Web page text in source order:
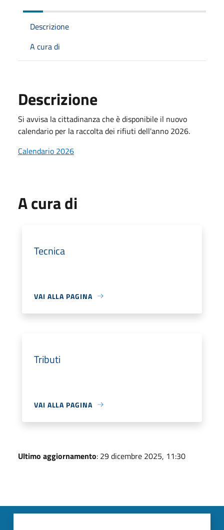
Descrizione
A cura di
Descrizione
Si avvisa la cittadinanza che è disponibile il nuovo
calendario per la raccolta dei rifiuti dell'anno 2026.
Calendario 2026
A cura di
Tecnica
VAI ALLA PAGINA
Tributi
VAI ALLA PAGINA
Ultimo aggiornamento: 29 dicembre 2025, 11:30